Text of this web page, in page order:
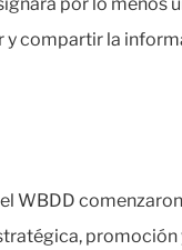
y compartir la
WBDD